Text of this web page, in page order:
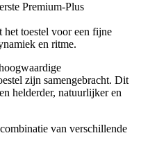
Premium-Plus
toestel voor een fijne
en ritme.
zijn samengebracht. Dit
helderder, natuurlijker en
van verschillende